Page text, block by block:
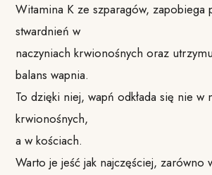
Witamina K ze szparagów, zapobiega
stwardnień w
naczyniach krwionośnych oraz
balans wapnia.
To dzięki niej, wapń odkłada się nie w
krwionośnych,
a w kościach.
Warto je jeść jak najczęściej, zarówno